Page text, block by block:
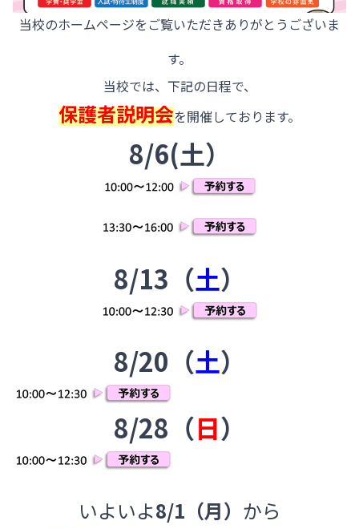
当校のホームページをご覧いただきありがとうございま
す。
当校では、下記の日程で、
保護者説明会を開催しております。
8/6(土）
8/13（土）
8/20（土）
8/28（日）
いよいよ8/1（月） から